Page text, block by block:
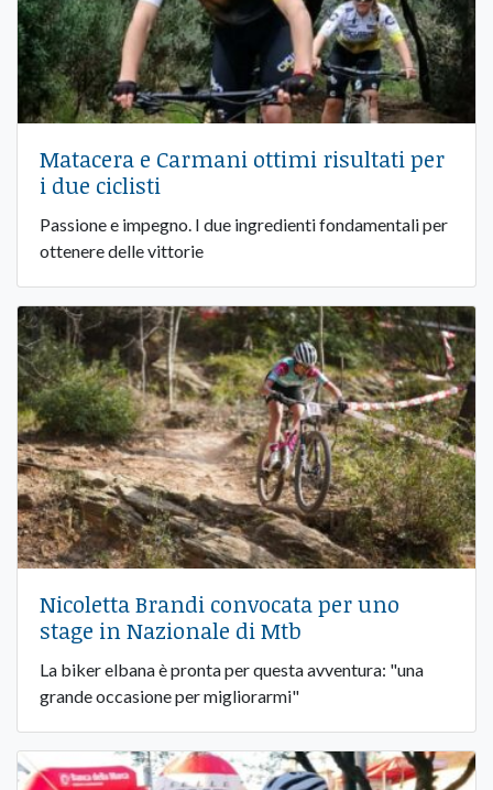
Matacera e Carmani ottimi risultati per
i due ciclisti
Passione e impegno. I due ingredienti fondamentali per
ottenere delle vittorie
Nicoletta Brandi convocata per uno
stage in Nazionale di Mtb
La biker elbana è pronta per questa avventura: "una
grande occasione per migliorarmi"